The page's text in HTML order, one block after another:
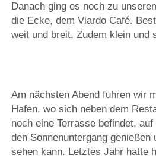
Danach ging es noch zu
die Ecke, dem Viardo Café.
weit und breit. Zudem klein und
Am nächsten Abend fuhren wir
Hafen, wo sich neben dem
noch eine Terrasse befindet,
den Sonnenuntergang genießen
sehen kann. Letztes Jahr hatte